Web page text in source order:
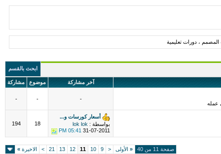
، دورات تعليمية
ابحث بالقسم
آخر مشاركة موضوع مشاركة
عمله
-
-
-
أسعار كورسات و...
بواسطة : lok lok
31-07-2011
05:41 PM
18
194
صفحة 11 من 40 « الأولى <
9
10
11
12
13
21
> الاخيرة »